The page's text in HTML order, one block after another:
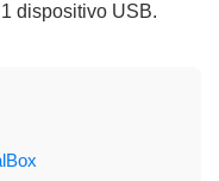
dispositivo USB.